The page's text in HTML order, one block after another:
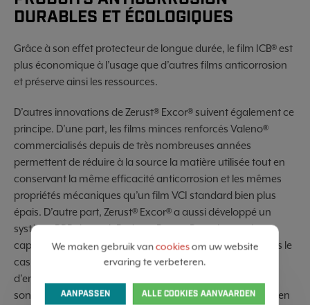
DURABLES ET ÉCOLOGIQUES
Grâce à son effet protecteur de longue durée, le film ICB® est
plus économique à l’usage que d’autres films anticorrosion
et préserve ainsi les ressources.
D’autres innovations de Zerust® Excor® suivent également ce
principe. D’une part, les films minces renforcés Valeno®
commercialisés depuis de très nombreuses années
permettent de réduire à la source la matière utilisée tout en
conservant la même efficacité anticorrosion et les mêmes
propriétés mécaniques qu’un film VCI standard bien plus
épais. D’autre part, Zerust® Excor® a aussi développé un
système RRR, à savoir Reduce, Reuse, Recycle pour les
capsules EMIBO® Classique qui peuvent être utilisées dans le
cas
d’emballage robotisé ou non. Ces capsules anticorrosion
sont utilisées le plus souvent possible dans le cas de mise en
We maken gebruik vancookiesom uw website
ervaring te verbeteren.
AANPASSEN ALLE COOKIES AANVAARDEN